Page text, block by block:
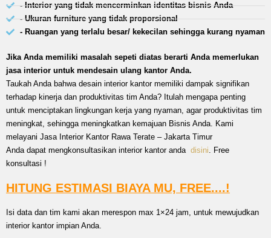
- Interior yang tidak mencerminkan identitas bisnis Anda
- Ukuran furniture yang tidak proporsional
- Ruangan yang terlalu besar/ kekecilan sehingga kurang nyaman
Jika Anda memiliki masalah sepeti diatas berarti Anda memerlukan
jasa interior untuk mendesain ulang kantor Anda.
Taukah Anda bahwa desain interior kantor memiliki dampak signifikan
terhadap kinerja dan produktivitas tim Anda? Itulah mengapa penting
untuk menciptakan lingkungan kerja yang nyaman, agar produktivitas tim
meningkat, sehingga meningkatkan kemajuan Bisnis Anda. Kami
melayani Jasa Interior Kantor Rawa Terate – Jakarta Timur
Anda dapat mengkonsultasikan interior kantor anda disini. Free
konsultasi !
HITUNG ESTIMASI BIAYA MU, FREE....!
Isi data dan tim kami akan merespon max 1×24 jam, untuk mewujudkan
interior kantor impian Anda.